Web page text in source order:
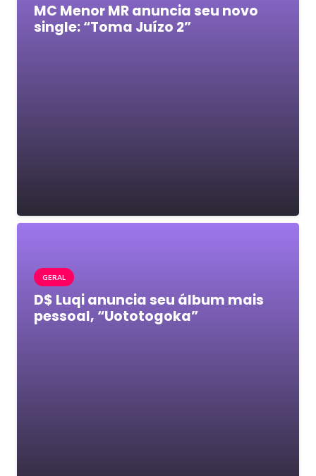
MC Menor MR anuncia seu novo
single: “Toma Juízo 2”
GERAL
D$ Luqi anuncia seu álbum mais
pessoal, “Uototogoka”